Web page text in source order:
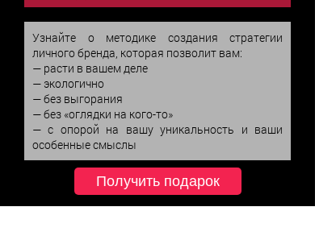
Узнайте о методике создания стратегии
личного бренда, которая позволит вам:
— расти в вашем деле
— экологично
— без выгорания
— без «оглядки на кого-то»
— с опорой на вашу уникальность и ваши
особенные смыслы
Получить подарок